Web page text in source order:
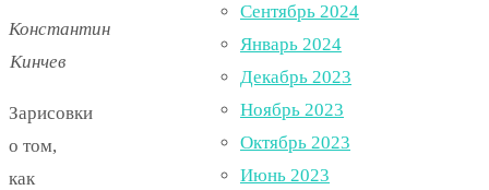
Константин
Кинчев
Зарисовки
о том,
как
Сентябрь 2024
Январь 2024
Декабрь 2023
Ноябрь 2023
Октябрь 2023
Июнь 2023